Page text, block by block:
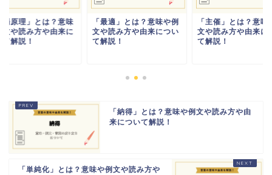
場原理」とは？意味
文や読み方や由来に
て解説！
「最適」とは？意味や例
文や読み方や由来につい
て解説！
「主催」とは？意味
文や読み方や由来に
て解説！
「納得」とは？意味や例文や読み方や由
来について解説！
「単純化」とは？意味や例文や読み方や